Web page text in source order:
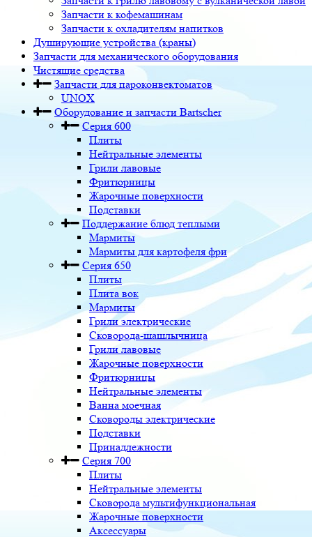
Запчасти к кофемашинам
Запчасти к охладителям напитков
Душирующие устройства (краны)
Запчасти для механического оборудования
Чистящие средства
Запчасти для пароконвектоматов
UNOX
Оборудование и запчасти Bartscher
Серия 600
Плиты
Нейтральные элементы
Грили лавовые
Фритюрницы
Жарочные поверхности
Подставки
Поддержание блюд теплыми
Мармиты
Мармиты для картофеля фри
Серия 650
Плиты
Плита вок
Мармиты
Грили электрические
Сковорода-шашлычница
Грили лавовые
Жарочные поверхности
Фритюрницы
Нейтральные элементы
Ванна моечная
Сковороды электрические
Подставки
Принадлежности
Серия 700
Плиты
Нейтральные элементы
Сковорода мультифункциональная
Жарочные поверхности
Аксессуары